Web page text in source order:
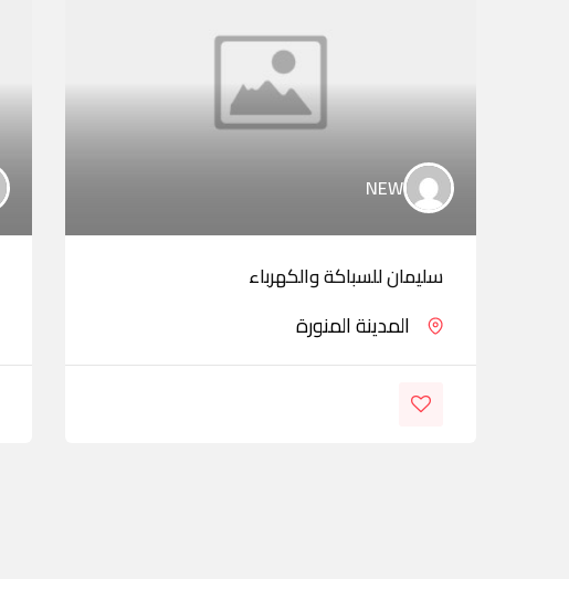
NEW
سليمان للسباكة والكهرباء
المدينة المنورة